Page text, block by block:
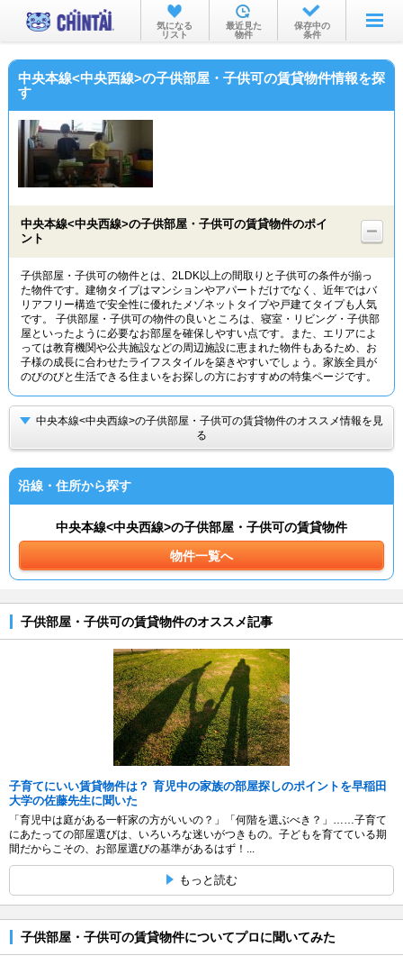
お部屋を探す
沿線・駅から
不動産会社から
気になる
リスト
最近見た
物件
保存中の
条件
中央本線<中央西線>の子供部屋・子供可の賃貸物件情報を探
す
中央本線<中央西線>の子供部屋・子供可の賃貸物件のポイ
ント
子供部屋・子供可の物件とは、2LDK以上の間取りと子供可の条件が揃っ
た物件です。建物タイプはマンションやアパートだけでなく、近年ではバ
リアフリー構造で安全性に優れたメゾネットタイプや戸建てタイプも人気
です。 子供部屋・子供可の物件の良いところは、寝室・リビング・子供部
屋といったように必要なお部屋を確保しやすい点です。また、エリアによ
っては教育機関や公共施設などの周辺施設に恵まれた物件もあるため、お
子様の成長に合わせたライフスタイルを築きやすいでしょう。家族全員が
のびのびと生活できる住まいをお探しの方におすすめの特集ページです。
中央本線<中央西線>の子供部屋・子供可の賃貸物件のオススメ情報を見
る
沿線・住所から探す
中央本線<中央西線>の子供部屋・子供可の賃貸物件
物件一覧へ
子供部屋・子供可の賃貸物件のオススメ記事
子育てにいい賃貸物件は？ 育児中の家族の部屋探しのポイントを早稲田
大学の佐藤先生に聞いた
「育児中は庭がある一軒家の方がいいの？」「何階を選ぶべき？」……子育て
にあたっての部屋選びは、いろいろな迷いがつきもの。子どもを育てている期
間だからこその、お部屋選びの基準があるはず！...
もっと読む
子供部屋・子供可の賃貸物件についてプロに聞いてみた